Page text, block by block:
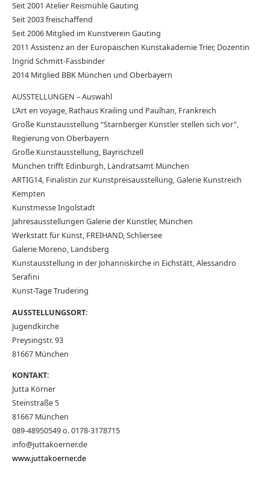
Seit 2001 Atelier Reismühle Gauting
Seit 2003 freischaffend
Seit 2006 Mitglied im Kunstverein Gauting
2011 Assistenz an der Europäischen Kunstakademie Trier, Dozentin
Ingrid Schmitt-Fassbinder
2014 Mitglied BBK München und Oberbayern
AUSSTELLUNGEN – Auswahl
L’Art en voyage, Rathaus Krailing und Paulhan, Frankreich
Große Kunstausstellung “Starnberger Künstler stellen sich vor”,
Regierung von Oberbayern
Große Kunstausstellung, Bayrischzell
München trifft Edinburgh, Landratsamt München
ARTIG14, Finalistin zur Kunstpreisausstellung, Galerie Kunstreich
Kempten
Kunstmesse Ingolstadt
Jahresausstellungen Galerie der Künstler, München
Werkstatt für Kunst, FREIHAND, Schliersee
Galerie Moreno, Landsberg
Kunstausstellung in der Johanniskirche in Eichstätt, Alessandro
Serafini
Kunst-Tage Trudering
AUSSTELLUNGSORT:
Jugendkirche
Preysingstr. 93
81667 München
KONTAKT:
Jutta Körner
Steinstraße 5
81667 München
089-48950549 o. 0178-3178715
info@juttakoerner.de
www.juttakoerner.de